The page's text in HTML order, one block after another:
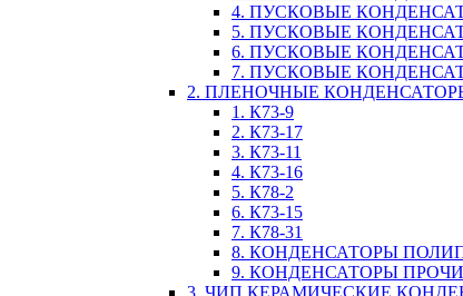
4. ПУСКОВЫЕ
5. ПУСКОВЫЕ
6. ПУСКОВЫЕ
7. ПУСКОВЫЕ
2. ПЛЕНОЧНЫЕ
1. К73-9
2. К73-17
3. К73-11
4. К73-16
5. К78-2
6. К73-15
7. К78-31
8. КОНДЕНСАТОРЫ
9. КОНДЕНСАТОРЫ
3. ЧИП КЕРАМИЧЕСКИЕ